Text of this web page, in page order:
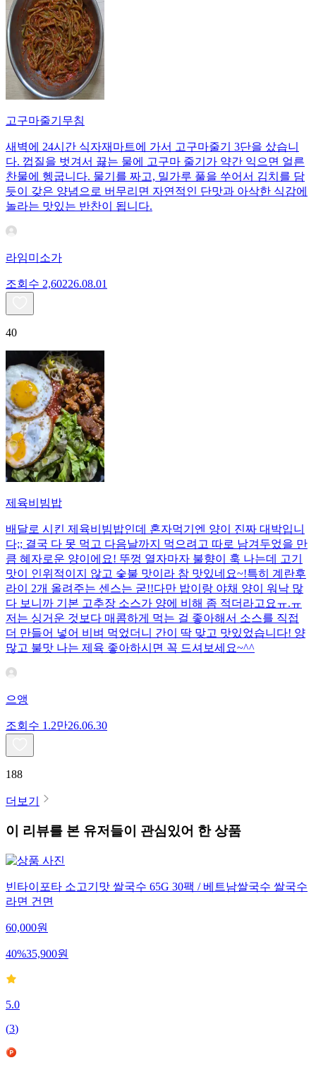
고구마줄기무침
새벽에 24시간 식자재마트에 가서 고구마줄기 3단을 샀습니
다. 껍질을 벗겨서 끓는 물에 고구마 줄기가 약간 익으면 얼른
찬물에 헹굽니다. 물기를 짜고, 밀가루 풀을 쑤어서 김치를 담
듯이 갖은 양념으로 버무리면 자연적인 단맛과 아삭한 식감에
놀라는 맛있는 반찬이 됩니다.
라임미소가
조회수 2,60226.08.01
40
제육비빔밥
배달로 시킨 제육비빔밥인데 혼자먹기엔 양이 진짜 대박입니
다;; 결국 다 못 먹고 다음날까지 먹으려고 따로 남겨두었을 만
큼 혜자로운 양이에요! 뚜껑 열자마자 불향이 훅 나는데 고기
맛이 인위적이지 않고 숯불 맛이라 참 맛있네요~!특히 계란후
라이 2개 올려주는 센스는 굳!! ​다만 밥이랑 야채 양이 워낙 많
다 보니까 기본 고추장 소스가 양에 비해 좀 적더라고요ㅠ.ㅠ
저는 싱거운 것보다 매콤하게 먹는 걸 좋아해서 소스를 직접
더 만들어 넣어 비벼 먹었더니 간이 딱 맞고 맛있었습니다! 양
많고 불맛 나는 제육 좋아하시면 꼭 드셔보세요~^^
으앵
조회수 1.2만26.06.30
188
더보기
이 리뷰를 본 유저들이 관심있어 한 상품
빈타이포타 소고기맛 쌀국수 65G 30팩 / 베트남쌀국수 쌀국수
라면 건면
60,000원
40%35,900원
5.0
(3)